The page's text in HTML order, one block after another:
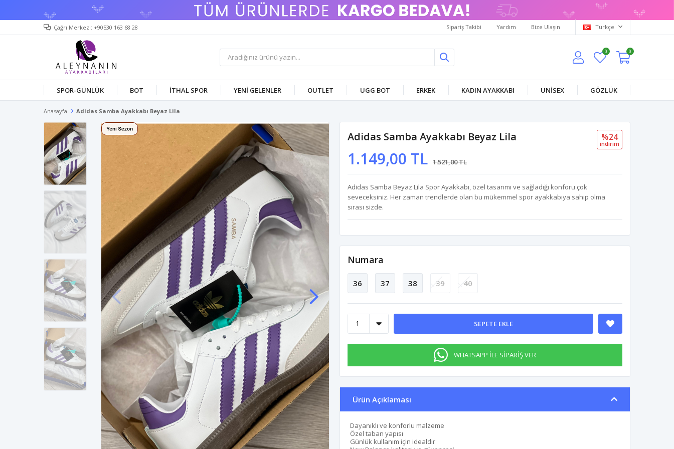
Çağrı Merkezi: +90530 163 68 28 Sipariş Takibi Yardım Bize Ulaşın Türkçe
0 0
SPOR-GÜNLÜK BOT İTHAL SPOR YENI GELENLER OUTLET UGG BOT ERKEK KADIN AYAKKABI UNİSEX GÖZLÜK
Anasayfa Adidas Samba Ayakkabı Beyaz Lila
Adidas Samba Ayakkabı Beyaz Lila
1.149,00 TL 1.521,00 TL
%24
i̇ndi̇ri̇m
Adidas Samba Beyaz Lila Spor Ayakkabı, özel tasarımı ve sağladığı konforu çok
seveceksiniz. Her zaman trendlerde olan bu mükemmel spor ayakkabıya sahip olma
sırası sizde.
Numara
36 37 38 39 40
SEPETE EKLE
WHATSAPP İLE SİPARİŞ VER
Ürün Açıklaması
Dayanıklı ve konforlu malzeme
Özel taban yapısı
Günlük kullanım için idealdir